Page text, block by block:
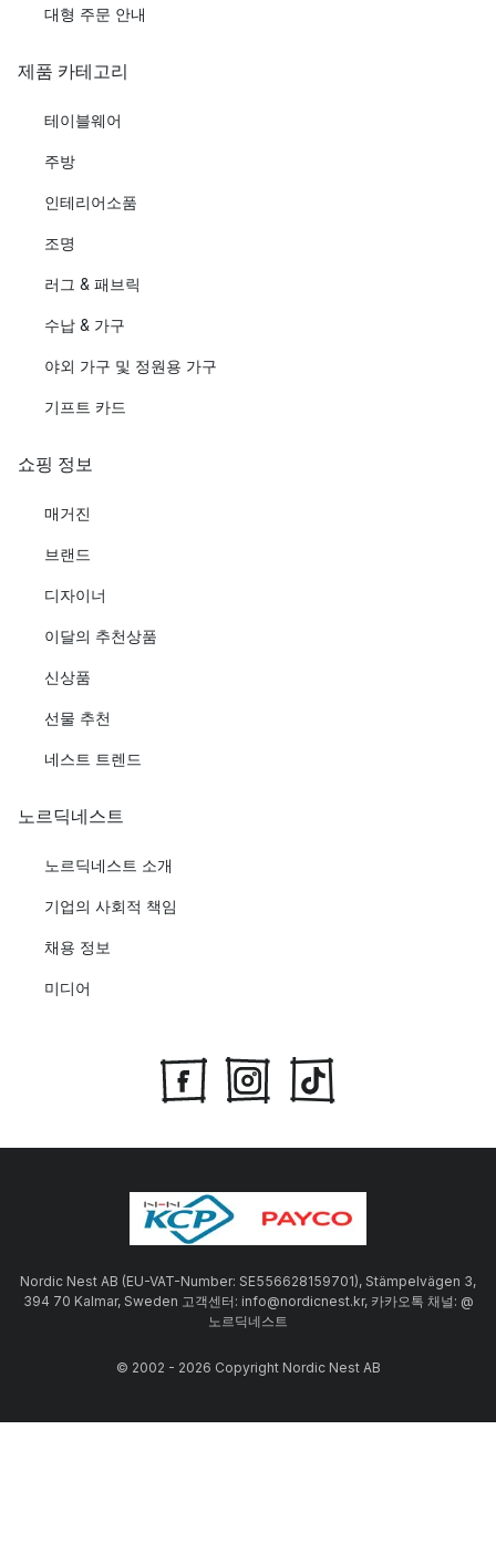
대형 주문 안내
제품 카테고리
테이블웨어
주방
인테리어소품
조명
러그 & 패브릭
수납 & 가구
야외 가구 및 정원용 가구
기프트 카드
쇼핑 정보
매거진
브랜드
디자이너
이달의 추천상품
신상품
선물 추천
네스트 트렌드
노르딕네스트
노르딕네스트 소개
기업의 사회적 책임
채용 정보
미디어
Nordic Nest AB (EU-VAT-Number: SE556628159701), Stämpelvägen 3,
394 70 Kalmar, Sweden 고객센터: info@nordicnest.kr, 카카오톡 채널: @
노르딕네스트
© 2002 - 2026 Copyright Nordic Nest AB